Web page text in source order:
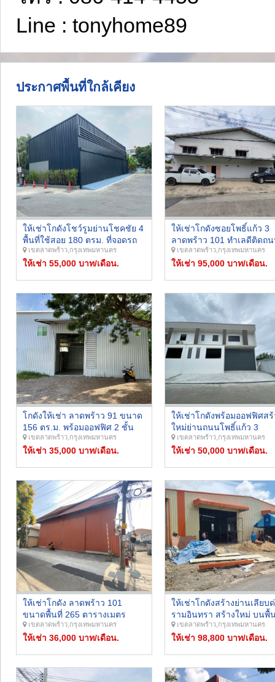
Line : tonyhome89
ประกาศพื้นที่ใกล้เคียง
ให้เช่าโกดังโชว์รูมย่านโชคชัย 4
พื้นที่ใช้สอย 180 ตรม. ที่จอดรถ
ได้หลายคันทำเลดีมาก ติดถนน
โชคชัย 4 เพียง 50 เมตร สามารถ
เขตลาดพร้าว,กรุงเทพมหานคร
ให้เช่า 55,000 บาท/เดือน.
ให้เช่าโกดังซอยโพธิ์แก้ว 3
ลาดพร้าว 101 ทำเลดีติดถ
โพธิ์แก้ว 3 เข้าออกซอยโย
พัฒนา 3 ถนนลาดพร้าว เลี
เขตลาดพร้าว,กรุงเทพมหานคร
ให้เช่า 95,000 บาท/เดือน.
โกดังให้เช่า ลาดพร้าว 91 ขนาด
156 ตร.ม. พร้อมออฟฟิศ 2 ชั้น
ไฟ 3 เฟส รถคอนเทนเนอร์ 20
ฟุตเข้าได้ ราคา 35,000 บาท/
เขตลาดพร้าว,กรุงเทพมหานคร
ให้เช่า 35,000 บาท/เดือน.
ให้เช่าโกดังพร้อมออฟฟิศสร้
ใหม่ย่านถนนโพธิ์แก้ว 3
ลาดพร้าว 101 นวมินทร์ เลี
ด่วน ขนาด 300 ตารางเมต
เขตลาดพร้าว,กรุงเทพมหานคร
ให้เช่า 50,000 บาท/เดือน.
ให้เช่าโกดัง ลาดพร้าว 101
ขนาดพื้นที่ 265 ตารางเมตร
ทำเลดี ใกล้รถไฟฟ้า เข้าออกได้
หลายเส้นทาง ลาดพร้าว 101 -
เขตลาดพร้าว,กรุงเทพมหานคร
ให้เช่า 36,000 บาท/เดือน.
ให้เช่าโกดังสร้างย่านเลียบ
รามอินทรา สร้างใหม่ บนพื้
224 ตรว. พื้นที่ใช้สอยโกดัง
ตร.ม.
เขตลาดพร้าว,กรุงเทพมหานคร
ให้เช่า 98,800 บาท/เดือน.